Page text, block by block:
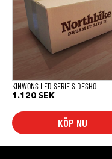
KINWONS LED SERIE SIDESHO
1.120 SEK
KÖP NU